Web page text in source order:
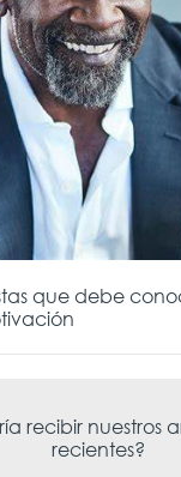
que debe
recibir nuestros
recientes?